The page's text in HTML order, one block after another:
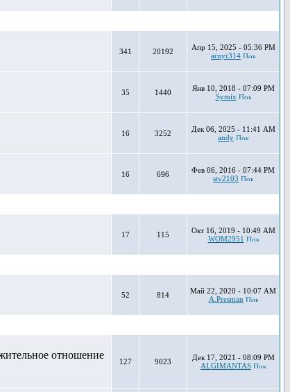
341 20192
Апр 15, 2025 - 05:36 PM
arnyr314
35 1440
Янв 10, 2018 - 07:09 PM
Symix
16 3252
Дек 06, 2025 - 11:41 AM
andy
16 696
Фев 06, 2016 - 07:44 PM
stv2103
17 115
Окт 16, 2019 - 10:49 AM
WOM2951
52 814
Май 22, 2020 - 10:07 AM
A.Presman
отношение
127 9023
Дек 17, 2021 - 08:09 PM
ALGIMANTAS